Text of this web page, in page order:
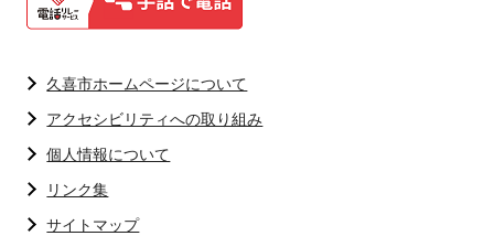
久喜市ホームページについて
アクセシビリティへの取り組み
個人情報について
リンク集
サイトマップ